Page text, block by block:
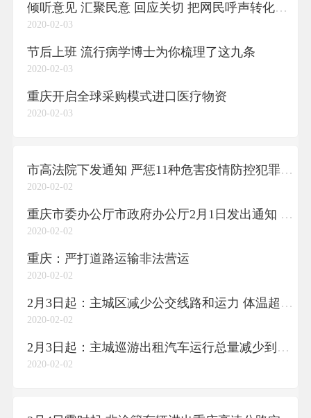
倾听意见 汇聚民意 回应关切 把网民呼声转化为更实的防控举措
2020-02-03
节后上班 流行病学博士为你梳理了这九条
2020-02-03
重庆开启全球采购模式进口医疗物资
2020-02-03
市高法院下发通知 严惩11种危害疫情防控犯罪行为
2020-02-02
重庆市委办公厅市政府办公厅2月1日发出通知 要求切实做好春节后全市机关事业单位疫情防控工作
2020-02-02
重庆：严打道路运输非法营运
2020-02-02
2月3日起：主城区减少公交线路和运力 体温超37.3℃的一律不得上车
2020-02-02
2月3日起：主城巡游出租汽车运行总量减少到6000辆 所有网络预约出租汽车全部暂停运行
2020-02-02